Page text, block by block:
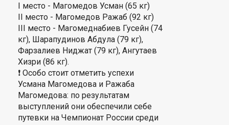
I место - Магомедов Усман (65 кг)
II место - Магомедов Ражаб (92 кг)
III место - Магомеднабиев Гусейн (74
кг), Шарапудинов Абдула (79 кг),
Фарзалиев Ниджат (79 кг), Ангутаев
Хизри (86 кг).
❗️ Особо стоит отметить успехи
Усмана Магомедова и Ражаба
Магомедова: по результатам
выступлений они обеспечили себе
путевки на Чемпионат России среди